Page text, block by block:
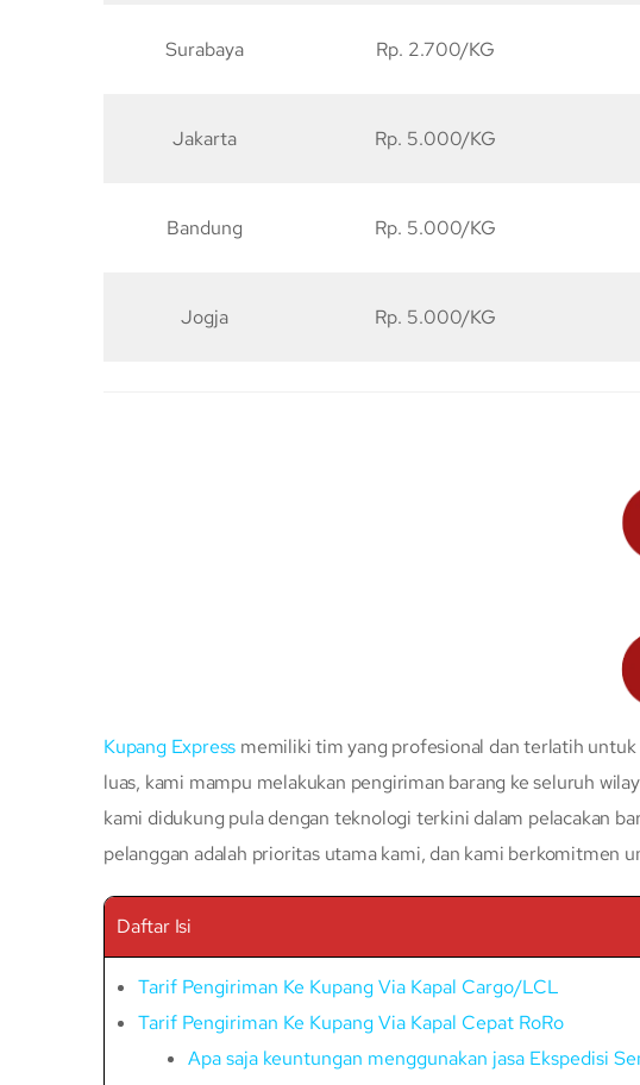
Surabaya Rp. 2.700/KG
Jakarta Rp. 5.000/KG
Bandung Rp. 5.000/KG
Jogja Rp. 5.000/KG
Kupang Express memiliki tim yang profesional dan terlatih untuk
luas, kami mampu melakukan pengiriman barang ke seluruh
kami didukung pula dengan teknologi terkini dalam pelacakan
pelanggan adalah prioritas utama kami, dan kami berkomitmen
Daftar Isi
Tarif Pengiriman Ke Kupang Via Kapal Cargo/LCL
Tarif Pengiriman Ke Kupang Via Kapal Cepat RoRo
Apa saja keuntungan menggunakan jasa Ekspedisi